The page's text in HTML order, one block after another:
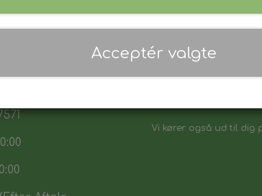
Vores sortiment
Vi kører også ud til dig
Acceptér valgte